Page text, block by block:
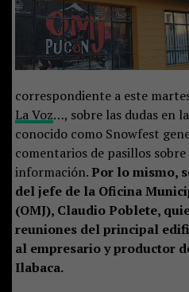
correspondiente a este
La Voz…, sobre las dudas en
conocido como Snowfest
comentarios de pasillos sobre
información. Por lo mismo,
del jefe de la Oficina
(OMJ), Claudio Poblete,
reuniones del principal
al empresario y productor
Ilabaca.